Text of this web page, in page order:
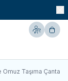
Hesabım
Omuz Taşıma Çantaları